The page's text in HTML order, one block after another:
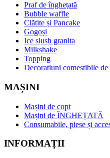
Praf de înghețată
Bubble waffle
Clătite și Pancake
Gogoși
Ice slush granita
Milkshake
Topping
Decoratiuni comestibile de
MAȘINI
Mașini de copt
Mașini de ÎNGHEȚATĂ
Consumabile, piese și
INFORMAȚII